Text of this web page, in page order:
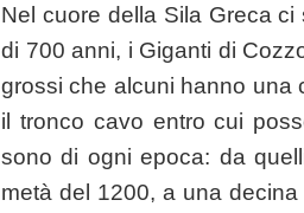
Nel cuore della Sila Greca
di 700 anni, i Giganti di
grossi che alcuni hanno una
il tronco cavo entro cui
sono di ogni epoca: da
metà del 1200, a una